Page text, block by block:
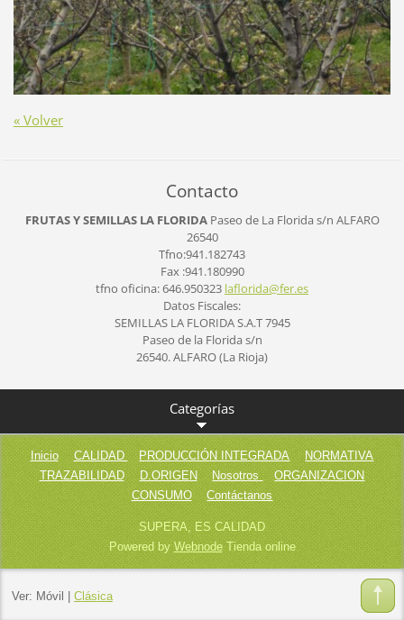
« Volver
Contacto
FRUTAS Y SEMILLAS LA FLORIDA Paseo de La Florida s/n ALFARO
26540
Tfno:941.182743
Fax :941.180990
tfno oficina: 646.950323 laflorida@fer.es
Datos Fiscales:
SEMILLAS LA FLORIDA S.A.T 7945
Paseo de la Florida s/n
26540. ALFARO (La Rioja)
Categorías
Inicio CALIDAD PRODUCCIÓN INTEGRADA
NORMATIVA
TRAZABILIDAD
D.ORIGEN Nosotros
ORGANIZACION
CONSUMO
Contáctanos
SUPERA, ES CALIDAD
Powered byWebnodeTienda online
Ver: Móvil Clásica